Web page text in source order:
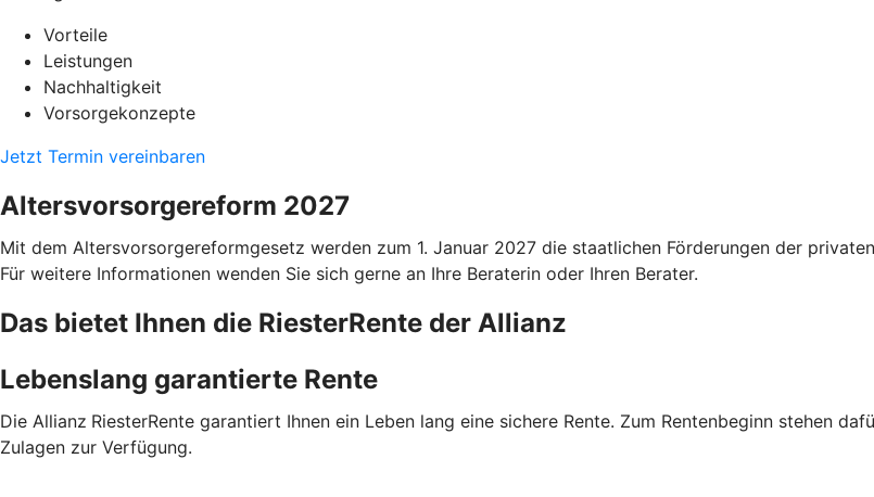
Vorteile
Leistungen
Nachhaltigkeit
Vorsorgekonzepte
Jetzt Termin vereinbaren
Altersvorsorgereform 2027
Mit dem Altersvorsorgereformgesetz werden zum 1. Januar 2027 die staatlichen Förderungen der
Für weitere Informationen wenden Sie sich gerne an Ihre Beraterin oder Ihren Berater.
Das bietet Ihnen die RiesterRente der Allianz
Lebenslang garantierte Rente
Die Allianz RiesterRente garantiert Ihnen ein Leben lang eine sichere Rente. Zum Rentenbeginn stehen
Zulagen zur Verfügung.